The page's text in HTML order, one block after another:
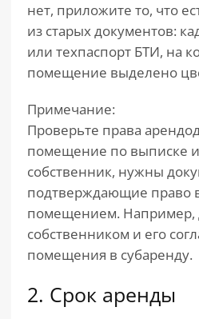
нет, приложите то, что
из старых документов:
или техпаспорт БТИ, на
помещение выделено
Примечание:
Проверьте права
помещение по выписке
собственник, нужны
подтверждающие право
помещением. Например,
собственником и его
помещения в субаренду.
2. Срок аренды